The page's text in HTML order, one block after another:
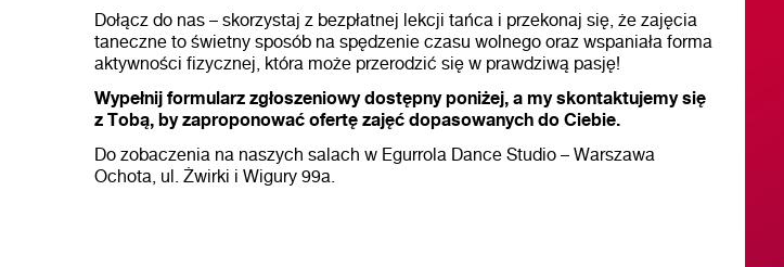
Dołącz do nas – skorzystaj z bezpłatnej lekcji tańca i przekonaj się, że zajęcia
taneczne to świetny sposób na spędzenie czasu wolnego oraz wspaniała forma
aktywności fizycznej, która może przerodzić się w prawdziwą pasję!
Wypełnij formularz zgłoszeniowy dostępny poniżej, a my skontaktujemy się
z Tobą, by zaproponować ofertę zajęć dopasowanych do Ciebie.
Do zobaczenia na naszych salach w Egurrola Dance Studio – Warszawa
Ochota, ul. Żwirki i Wigury 99a.